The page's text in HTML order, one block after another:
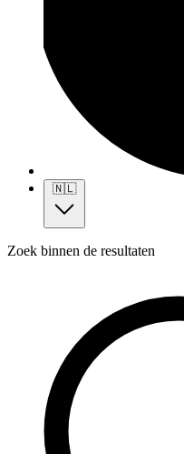
🇳🇱
Zoek binnen de resultaten